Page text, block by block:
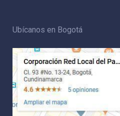
Ubícanos en Bogotá